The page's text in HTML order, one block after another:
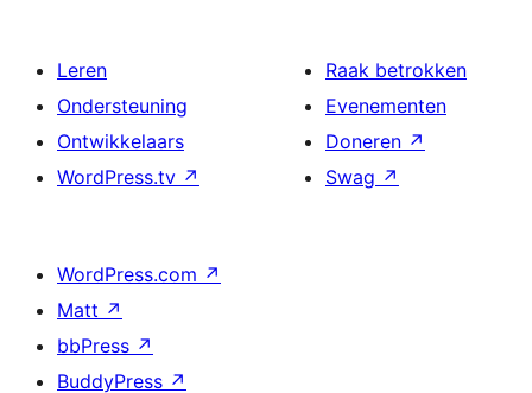
Leren
Ondersteuning
Ontwikkelaars
WordPress.tv ↗
Raak betrokken
Evenementen
Doneren ↗
Swag ↗
WordPress.com ↗
Matt ↗
bbPress ↗
BuddyPress ↗